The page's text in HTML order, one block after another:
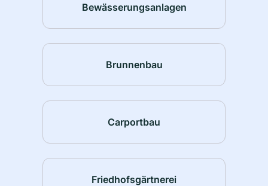
Bewässerungsanlagen
Brunnenbau
Carportbau
Friedhofsgärtnerei